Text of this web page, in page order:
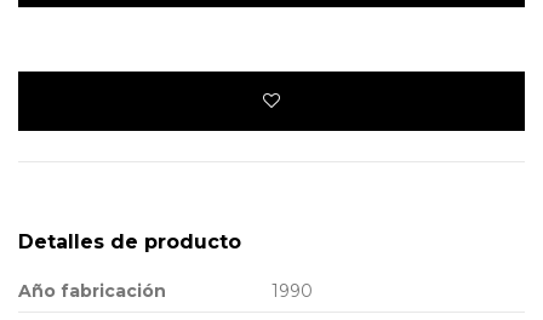
Detalles de producto
Año fabricación
1990